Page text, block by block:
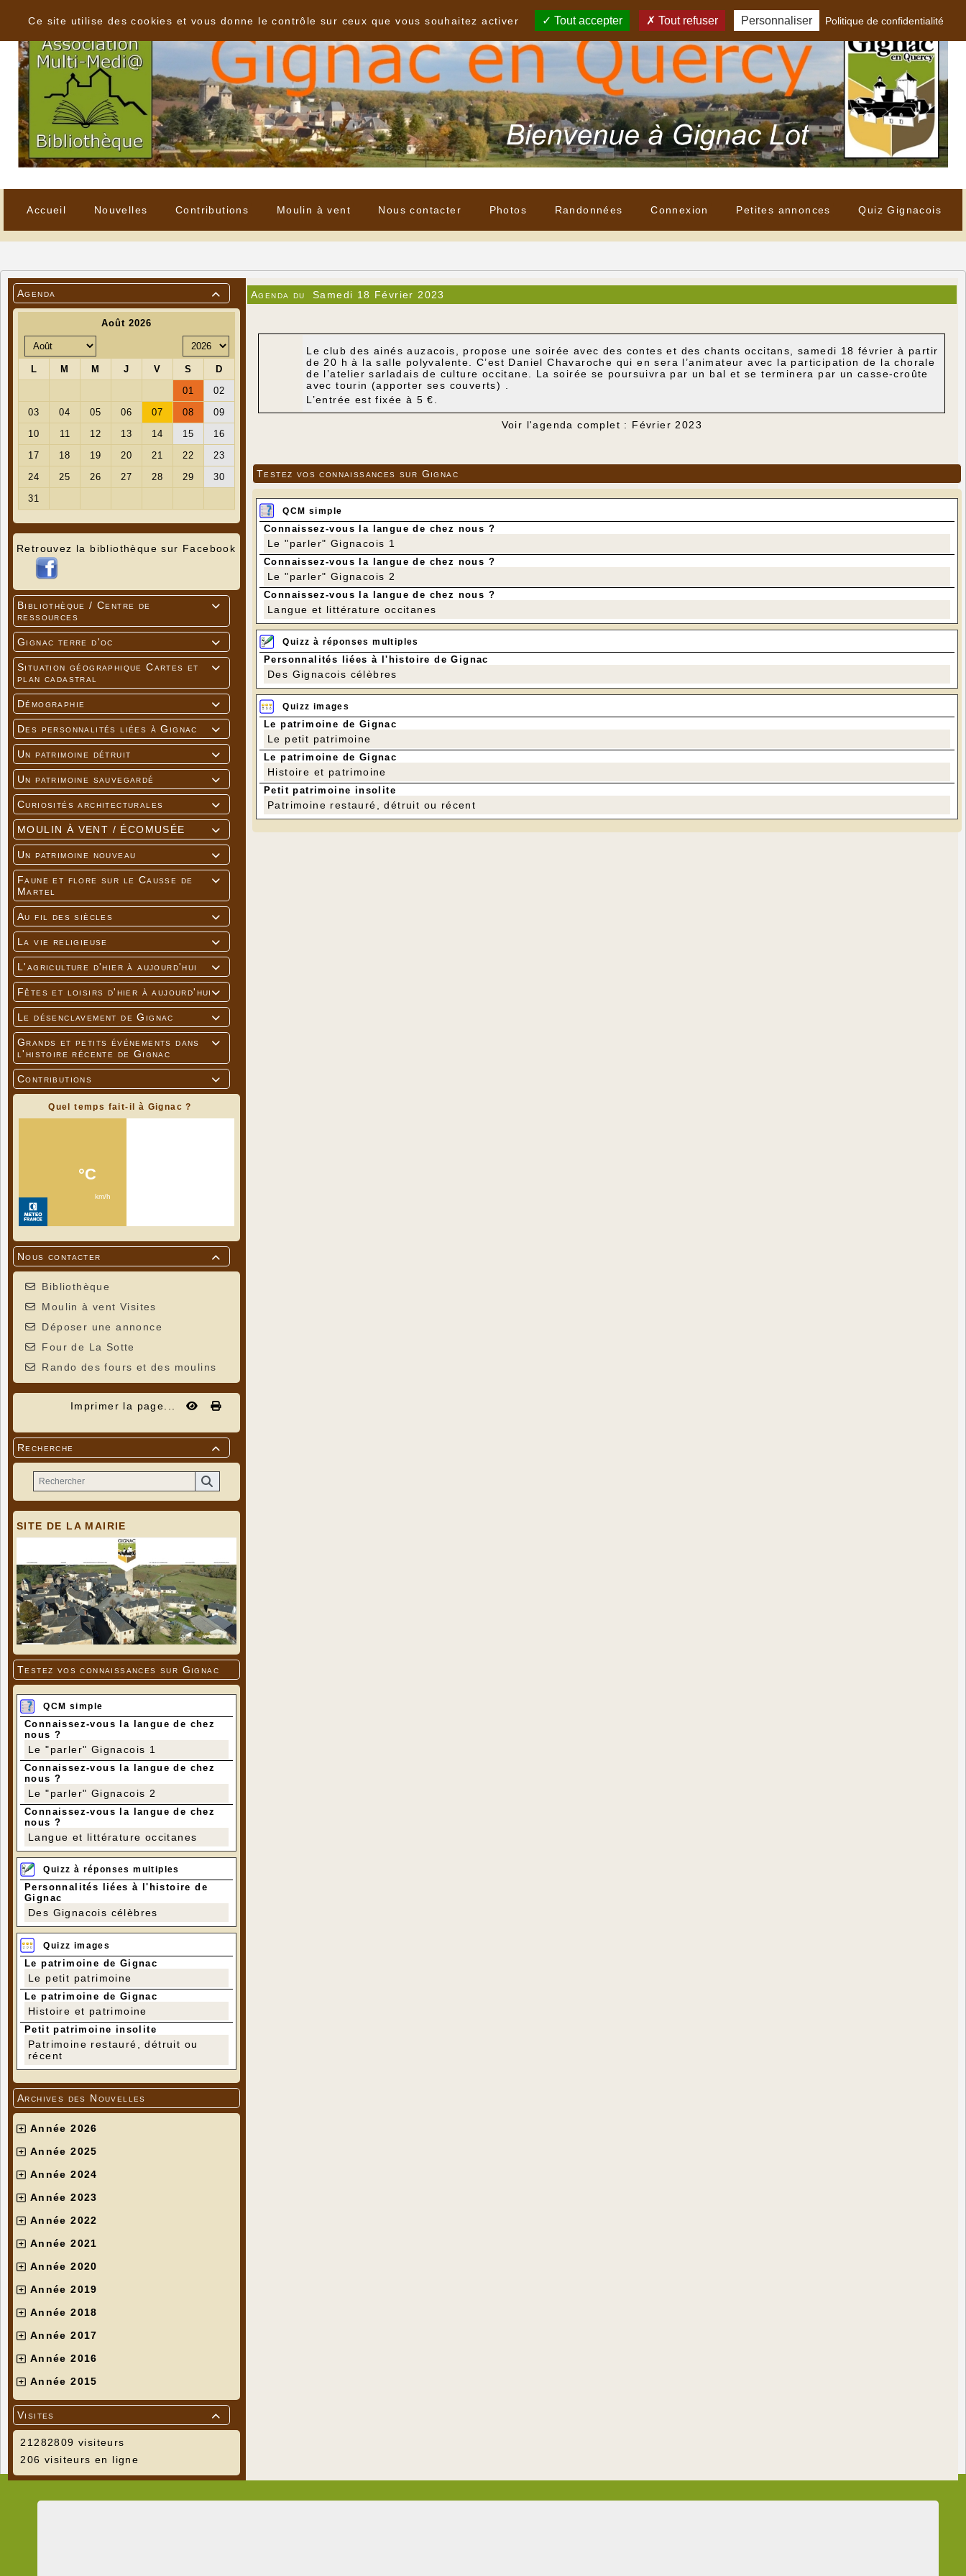
Accueil Nouvelles Contributions Moulin à vent Nous contacter Photos Randonnées Connexion Petites annonces Quiz Gignacois

Agenda
Retrouvez la bibliothèque sur Facebook

Bibliothèque / Centre de
ressources

Gignac terre d'oc

Situation géographique Cartes et
plan cadastral

Démographie

Des personnalités liées à Gignac

Un patrimoine détruit

Un patrimoine sauvegardé

Curiosités architecturales

MOULIN À VENT / ÉCOMUSÉE

Un patrimoine nouveau

Faune et flore sur le Causse de
Martel

Au fil des siècles

La vie religieuse

L'agriculture d'hier à aujourd'hui

Fêtes et loisirs d'hier à aujourd'hui

Le désenclavement de Gignac

Grands et petits événements dans
l'histoire récente de Gignac

Contributions
Quel temps fait-il à Gignac ?

Nous contacter
Bibliothèque
Moulin à vent Visites
Déposer une annonce
Four de La Sotte
Rando des fours et des moulins
Imprimer la page...

Recherche
SITE DE LA MAIRIE
Testez vos connaissances sur Gignac
QCM simple
Connaissez-vous la langue de chez
nous ?
Le "parler" Gignacois 1
Connaissez-vous la langue de chez
nous ?
Le "parler" Gignacois 2
Connaissez-vous la langue de chez
nous ?
Langue et littérature occitanes
Quizz à réponses multiples
Personnalités liées à l'histoire de
Gignac
Des Gignacois célèbres
Quizz images
Le patrimoine de Gignac
Le petit patrimoine
Le patrimoine de Gignac
Histoire et patrimoine
Petit patrimoine insolite
Patrimoine restauré, détruit ou
récent
Archives des Nouvelles
Année 2026
Année 2025
Année 2024
Année 2023
Année 2022
Année 2021
Année 2020
Année 2019
Année 2018
Année 2017
Année 2016
Année 2015

Visites
21282809 visiteurs
206 visiteurs en ligne
Agenda du Samedi 18 Février 2023
Le club des ainés auzacois, propose une soirée avec des contes et des chants occitans, samedi 18 février à partir
de 20 h à la salle polyvalente. C’est Daniel Chavaroche qui en sera l’animateur avec la participation de la chorale
de l’atelier sarladais de culture occitane. La soirée se poursuivra par un bal et se terminera par un casse-croûte
avec tourin (apporter ses couverts) .
L’entrée est fixée à 5 €.
Voir l'agenda complet : Février 2023
Testez vos connaissances sur Gignac
QCM simple
Connaissez-vous la langue de chez nous ?
Le "parler" Gignacois 1
Connaissez-vous la langue de chez nous ?
Le "parler" Gignacois 2
Connaissez-vous la langue de chez nous ?
Langue et littérature occitanes
Quizz à réponses multiples
Personnalités liées à l'histoire de Gignac
Des Gignacois célèbres
Quizz images
Le patrimoine de Gignac
Le petit patrimoine
Le patrimoine de Gignac
Histoire et patrimoine
Petit patrimoine insolite
Patrimoine restauré, détruit ou récent
Ce site utilise des cookies et vous donne le contrôle sur ceux que vous souhaitez activer
Tout accepter Tout refuser Personnaliser Politique de confidentialité